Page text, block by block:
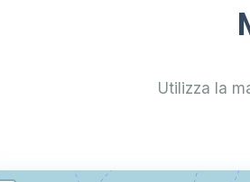
Utilizza la